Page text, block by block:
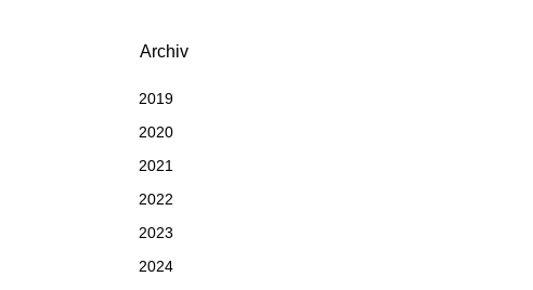
Archiv
2019
2020
2021
2022
2023
2024